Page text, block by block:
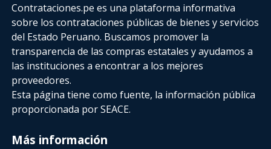
Contrataciones.pe es una plataforma informativa
sobre los contrataciones públicas de bienes y servicios
del Estado Peruano. Buscamos promover la
transparencia de las compras estatalesy ayudamos a
las instituciones a encontrar a los mejores
proveedores.
Esta página tiene como fuente, la información pública
proporcionada por SEACE.
Más información